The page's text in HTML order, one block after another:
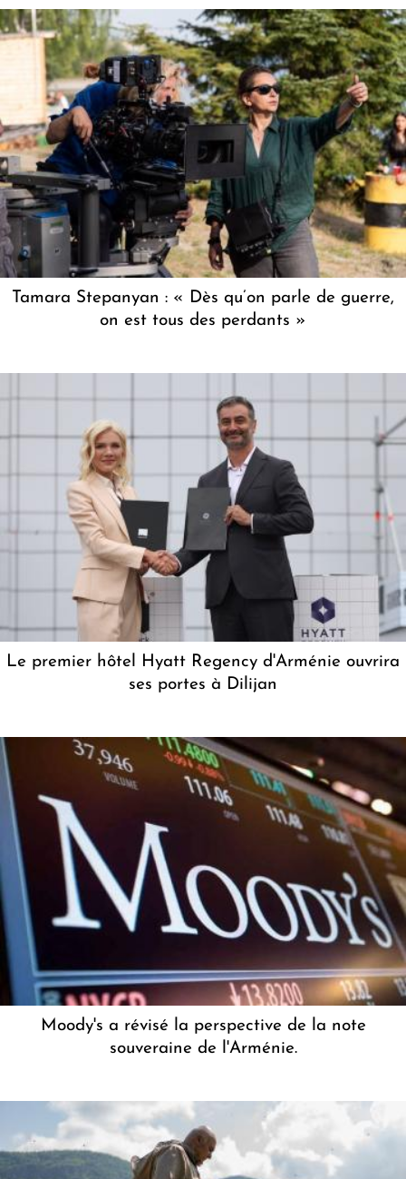
Tamara Stepanyan : « Dès qu’on parle de guerre,
on est tous des perdants »
Le premier hôtel Hyatt Regency d'Arménie ouvrira
ses portes à Dilijan
Moody's a révisé la perspective de la note
souveraine de l'Arménie.